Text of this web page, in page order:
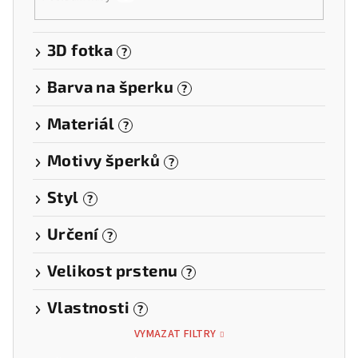
3D fotka ?
Barva na šperku ?
Materiál ?
Motivy šperků ?
Styl ?
Určení ?
Velikost prstenu ?
Vlastnosti ?
VYMAZAT FILTRY